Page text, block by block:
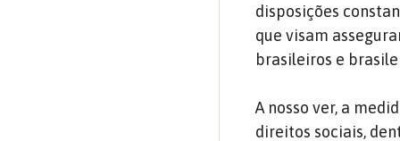
disposições
que visam
brasileiros e
A nosso ver, a
direitos sociais,